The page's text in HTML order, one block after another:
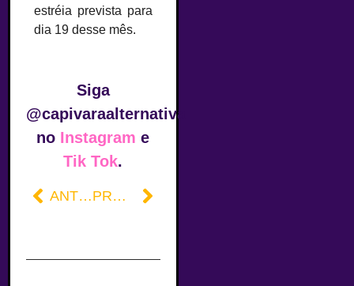
estréia prevista para
dia 19 desse mês.
Siga
@capivaraalternativa
no Instagram e
Tik Tok.
ANTERIOR PRÓXIMO